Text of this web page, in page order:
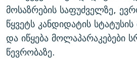
მოსაზრების საფუძველზე,
წყვეტს კანდიდატის სტატუსის
და იწყება მოლაპარაკებები
წევრობაზე.